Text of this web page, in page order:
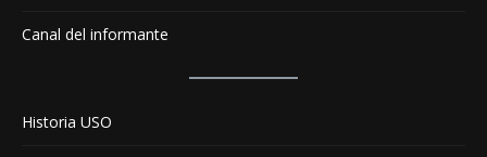
Canal del informante
Historia USO